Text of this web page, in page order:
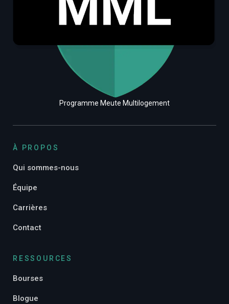
Programme Meute Multilogement
À PROPOS
Qui sommes-nous
Équipe
Carrières
Contact
RESSOURCES
Bourses
Blogue